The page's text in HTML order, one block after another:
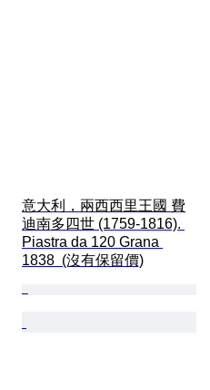
意大利，兩西西里王國 費
迪南多四世 (1759-1816).
Piastra da 120 Grana
1838  (沒有保留價)